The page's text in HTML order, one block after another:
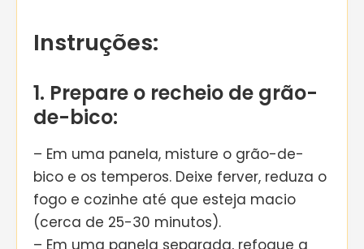
Instruções:
1. Prepare o recheio de grão-
de-bico:
– Em uma panela, misture o grão-de-
bico e os temperos. Deixe ferver, reduza o
fogo e cozinhe até que esteja macio
(cerca de 25-30 minutos).
– Em uma panela separada, refogue a